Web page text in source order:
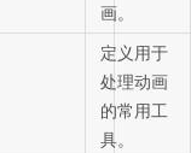
画。
定义用于
处理动画
的常用工
具。